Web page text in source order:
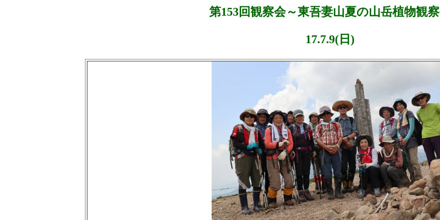
第153回観察会～東吾妻山夏の山岳植物観
17.7.9( 日 )